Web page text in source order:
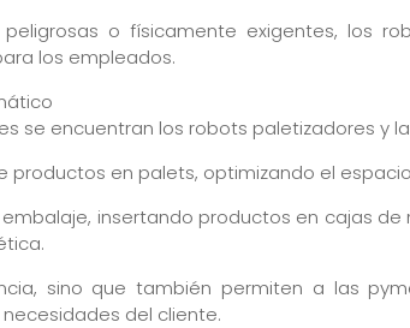
o físicamente exigentes, los
los empleados.
se encuentran los robots paletizadores y
productos en palets, optimizando el
embalaje, insertando productos en cajas
sino que también permiten a las
del cliente.